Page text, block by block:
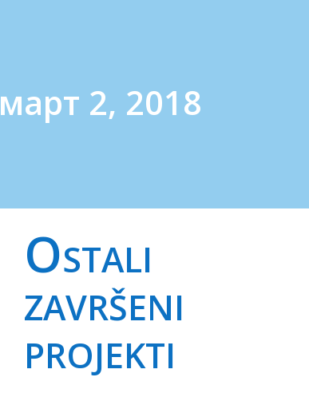
март 2, 2018
Ostali
završeni
projekti